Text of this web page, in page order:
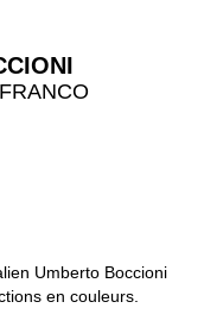
Umberto Boccioni
en couleurs.